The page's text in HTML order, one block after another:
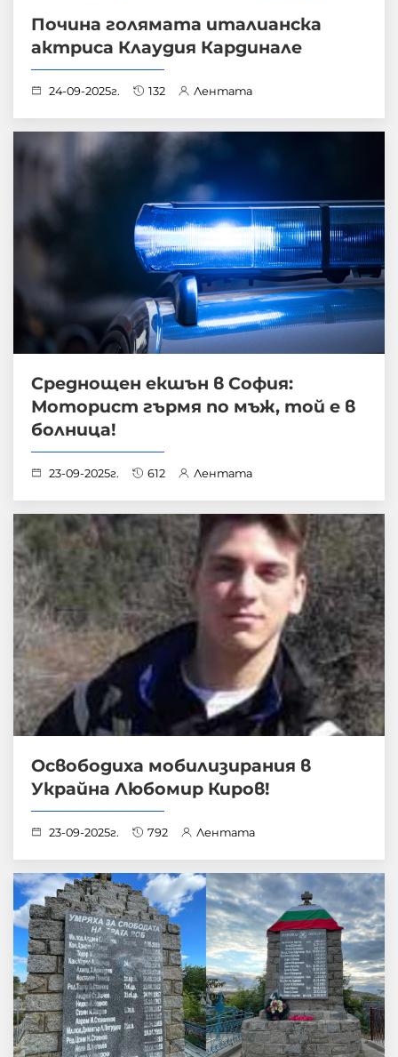
Почина голямата италианска
актриса Клаудия Кардинале
24-09-2025г. 132 Лентата
Среднощен екшън в София:
Моторист гърмя по мъж, той е в
болница!
23-09-2025г. 612 Лентата
Освободиха мобилизирания в
Украйна Любомир Киров!
23-09-2025г. 792 Лентата